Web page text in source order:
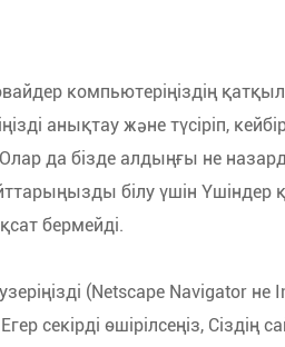
компьютеріңіздің
анықтау және түсіріп,
да бізде алдыңғы не
білу үшін
бермейді.
(Netscape Navigator
секірді өшірілсеңіз,